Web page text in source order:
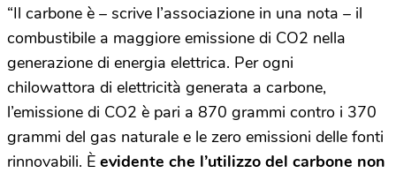
“Il carbone è – scrive l’associazione in una nota – il
combustibile a maggiore emissione di CO2 nella
generazione di energia elettrica. Per ogni
chilowattora di elettricità generata a carbone,
l’emissione di CO2 è pari a 870 grammi contro i 370
grammi del gas naturale e le zero emissioni delle fonti
rinnovabili. È evidente che l’utilizzo del carbone non